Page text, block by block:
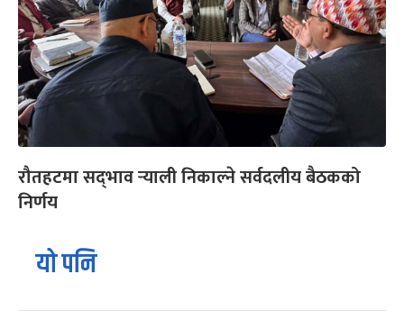
रौतहटमा सद्‌भाव र्‍याली निकाल्ने सर्वदलीय बैठकको
निर्णय
यो पनि